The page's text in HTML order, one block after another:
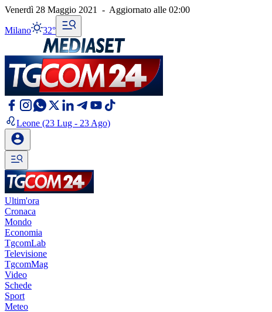
Venerdì 28 Maggio 2021 - Aggiornato alle 02:00
Milano 32°
Leone (23 Lug - 23 Ago)
Ultim'ora
Cronaca
Mondo
Economia
TgcomLab
Televisione
TgcomMag
Video
Schede
Sport
Meteo